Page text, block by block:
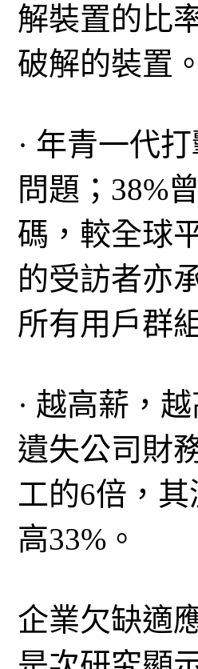
解裝置的比
破解的裝置。
· 年青一代
問題；38%
碼，較全球
的受訪者亦
所有用戶群
· 越高薪，
遺失公司財
工的6倍，
高33%。
企業欠缺適